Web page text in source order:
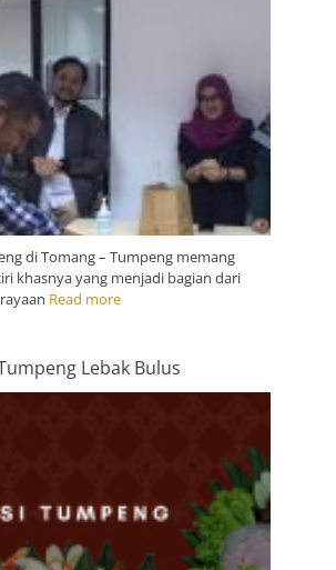
di Tomang – Tumpeng memang
khasnya yang menjadi bagian dari
Read more
Lebak Bulus